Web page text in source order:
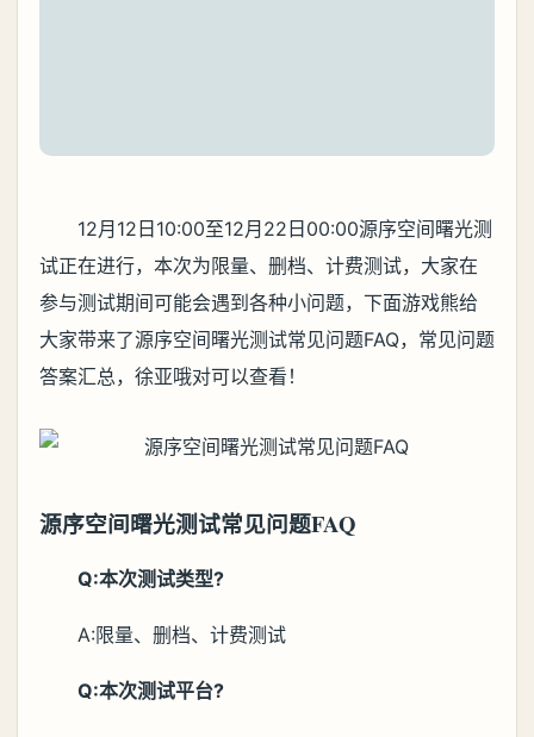
12月12日10:00至12月22日00:00源序空间曙光测
试正在进行，本次为限量、删档、计费测试，大家在
参与测试期间可能会遇到各种小问题，下面游戏熊给
大家带来了源序空间曙光测试常见问题FAQ，常见问题
答案汇总，徐亚哦对可以查看！
源序空间曙光测试常见问题FAQ
Q:本次测试类型?
A:限量、删档、计费测试
Q:本次测试平台?